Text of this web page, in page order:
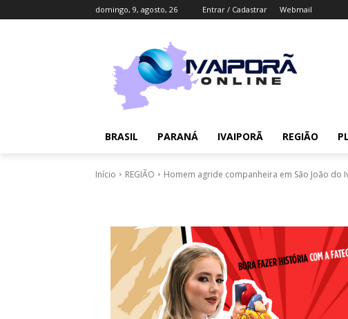
domingo, 9, agosto, 26 Entrar / Cadastrar Webmail
BRASIL PARANÁ IVAIPORÃ REGIÃO
Início REGIÃO Homem agride companheira em São João do